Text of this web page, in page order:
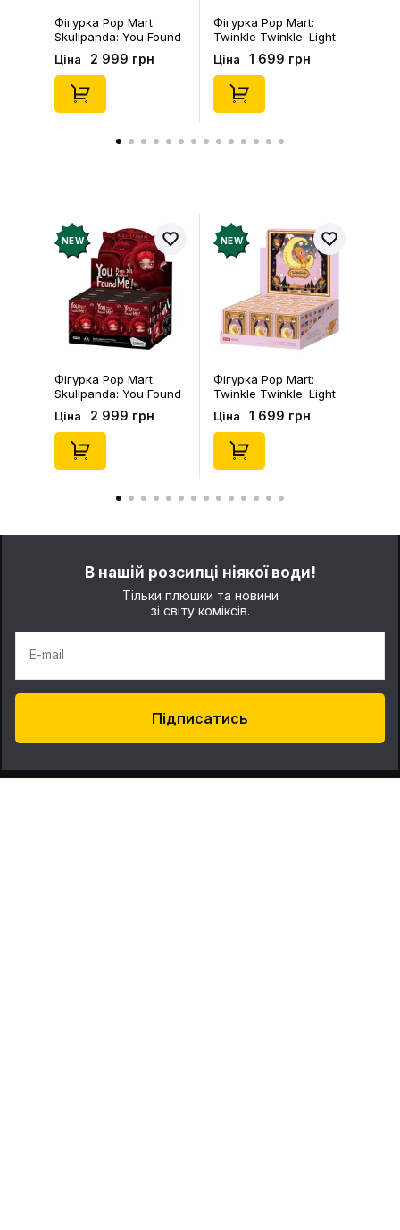
Фігурка Pop Mart:
Skullpanda: You Found
Me!: Plush Doll Pendant
Series (Blind Box: 1 з
10) (Secret Edition),
(29347)
Ціна 2 999 грн
Фігурка Pop Mart:
Twinkle Twinkle: Light
Up: Scene Sets Series
(Blind Box: 1 з 10)
(Secret Edition),
(21372)
Ціна 1 699 грн
NEW
Фігурка Pop Mart:
Skullpanda: You Found
Me!: Plush Doll Pendant
Series (Blind Box: 1 з
10) (Secret Edition),
(29347)
Ціна 2 999 грн
NEW
Фігурка Pop Mart:
Twinkle Twinkle: Light
Up: Scene Sets Series
(Blind Box: 1 з 10)
(Secret Edition),
(21372)
Ціна 1 699 грн
В нашій розсилці ніякої води!
Тільки плюшки та новини
зі світу коміксів.
E-mail
Підписатись